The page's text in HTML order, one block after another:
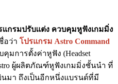
แกรมปรับแต่ง ควบคุมหูฟังเกมมิ่ง
อว่า โปรแกรม Astro Command
มการตั้งค่าหูฟัง (Headset
ผู้ผลิตภัณฑ์หูฟังเกมมิ่งชั้นนำ ที่
นมา ถึงเป็นอีกหนึ่งแบรนด์ที่มี